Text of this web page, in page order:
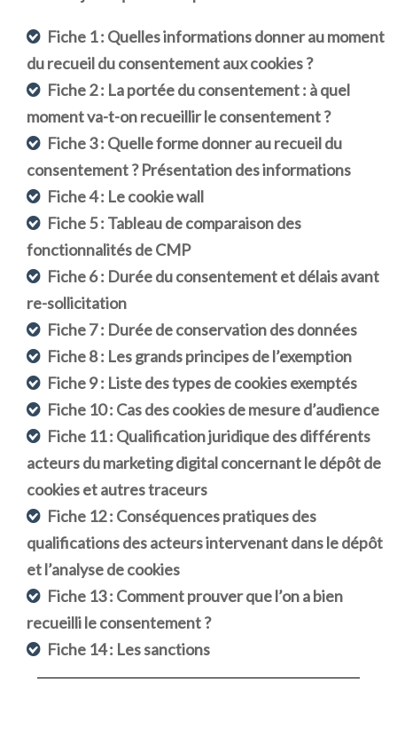
Fiche 1 : Quelles informations donner au moment
du recueil du consentement aux cookies ?
Fiche 2 : La portée du consentement : à quel
moment va-t-on recueillir le consentement ?
Fiche 3 : Quelle forme donner au recueil du
consentement ? Présentation des informations
Fiche 4 : Le cookie wall
Fiche 5 : Tableau de comparaison des
fonctionnalités de CMP
Fiche 6 : Durée du consentement et délais avant
re-sollicitation
Fiche 7 : Durée de conservation des données
Fiche 8 : Les grands principes de l’exemption
Fiche 9 : Liste des types de cookies exemptés
Fiche 10 : Cas des cookies de mesure d’audience
Fiche 11 : Qualification juridique des différents
acteurs du marketing digital concernant le dépôt de
cookies et autres traceurs
Fiche 12 : Conséquences pratiques des
qualifications des acteurs intervenant dans le dépôt
et l’analyse de cookies
Fiche 13 : Comment prouver que l’on a bien
recueilli le consentement ?
Fiche 14 : Les sanctions